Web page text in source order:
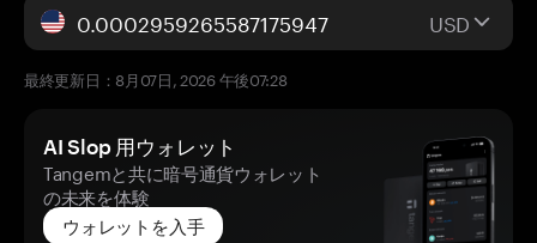
USD
最終更新日：8月07日, 2026 午後07:28
AI Slop 用ウォレット
Tangemと共に暗号通貨ウォレット
の未来を体験
ウォレットを入手